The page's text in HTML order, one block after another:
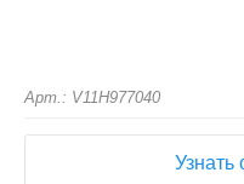
Арт.: V11H977040
Узнать